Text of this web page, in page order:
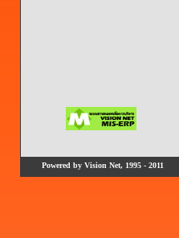
Powered by Vision Net, 1995 - 2011